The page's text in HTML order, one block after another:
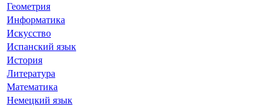
Геометрия
Информатика
Искусство
Испанский язык
История
Литература
Математика
Немецкий язык